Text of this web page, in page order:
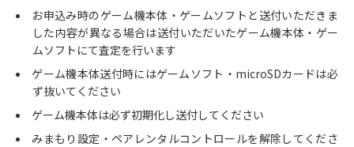
お申込み時のゲーム機本体・ゲームソフトと送付いただきま
した内容が異なる場合は送付いただいたゲーム機本体・ゲー
ムソフトにて査定を行います
ゲーム機本体送付時にはゲームソフト・microSDカードは必
ず抜いてください
ゲーム機本体は必ず初期化し送付してください
みまもり設定・ペアレンタルコントロールを解除してくださ